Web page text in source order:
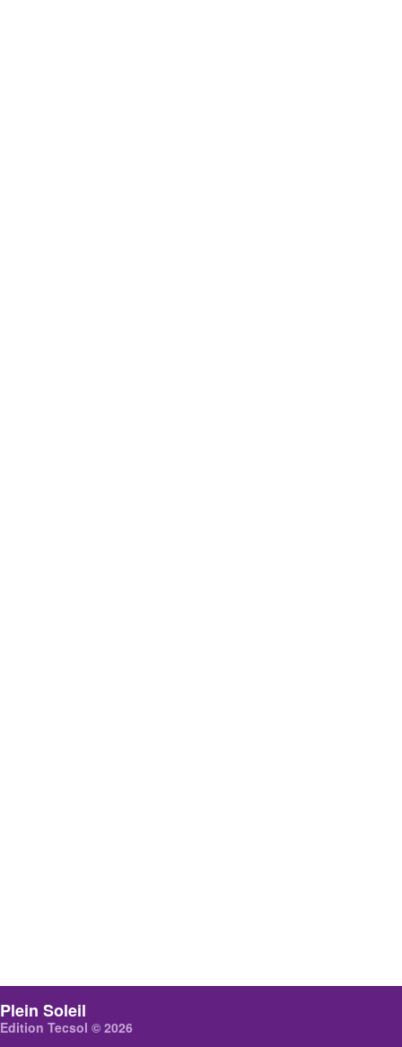
Plein Soleil
Edition Tecsol © 2026